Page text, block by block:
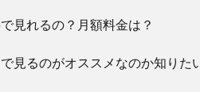
で見れるの？月額料金は？
で見るのがオススメなのか知りた